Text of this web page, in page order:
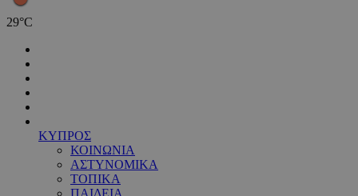
29°C
ΚΥΠΡΟΣ
ΚΟΙΝΩΝΙΑ
ΑΣΤΥΝΟΜΙΚΑ
ΤΟΠΙΚΑ